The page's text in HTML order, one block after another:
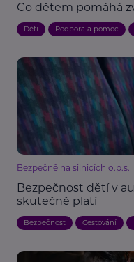
Co dětem pomáhá
Děti Podpora a pomoc
Bezpečně na silnicích o.p.s.
Bezpečnost dětí v
skutečně platí
Bezpečnost Cestování